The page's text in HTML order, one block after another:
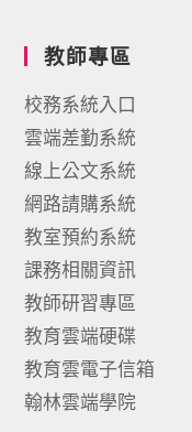
教師專區
校務系統入口
雲端差勤系統
線上公文系統
網路請購系統
教室預約系統
課務相關資訊
教師研習專區
教育雲端硬碟
教育雲電子信箱
翰林雲端學院